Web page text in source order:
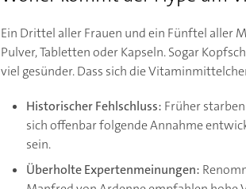
Ein Drittel aller Frauen und ein Fünftel aller
Pulver, Tabletten oder Kapseln. Sogar
viel gesünder. Dass sich die
Historischer Fehlschluss: Früher
sich offenbar folgende Annahme
sein.
Überholte Expertenmeinungen: